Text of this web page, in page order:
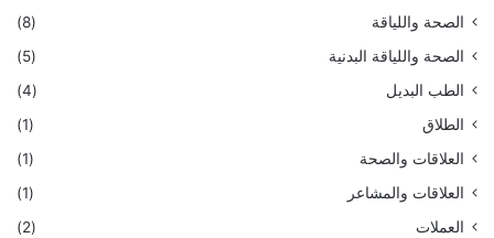
الصحة واللياقة
(8)
الصحة واللياقة البدنية
(5)
الطب البديل
(4)
الطلاق
(1)
العلاقات والصحة
(1)
العلاقات والمشاعر
(1)
العملات
(2)